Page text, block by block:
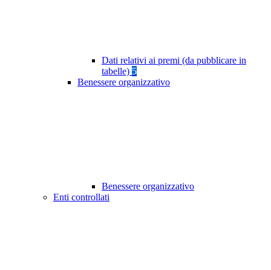
Dati relativi ai premi (da pubblicare in
tabelle) 5
Benessere organizzativo
Benessere organizzativo
Enti controllati